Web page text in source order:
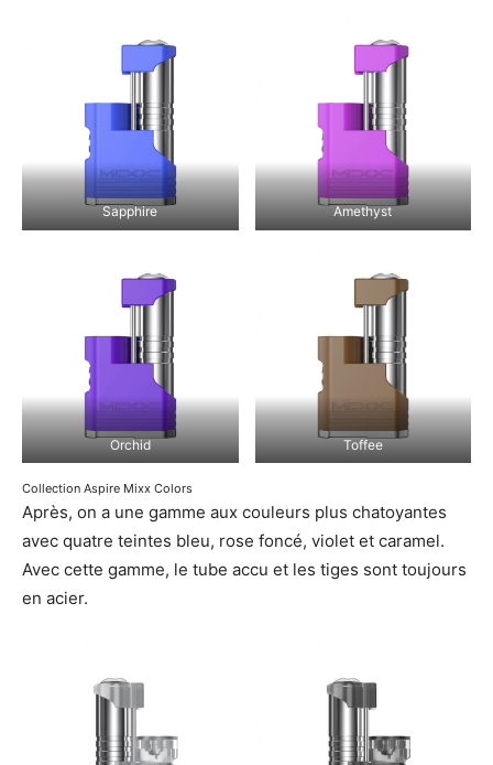
Sapphire Amethyst
Orchid Toffee
Collection Aspire Mixx Colors
Après, on a une gamme aux couleurs plus chatoyantes
avec quatre teintes bleu, rose foncé, violet et caramel.
Avec cette gamme, le tube accu et les tiges sont toujours
en acier.